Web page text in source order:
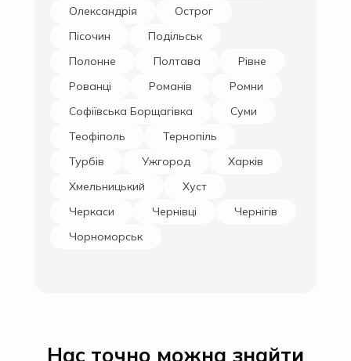
Олександрія
Острог
Пісочин
Подільськ
Полонне
Полтава
Рівне
Рованці
Романів
Ромни
Софіївська Борщагівка
Суми
Теофіполь
Тернопіль
Турбів
Ужгород
Харків
Хмельницький
Хуст
Черкаси
Чернівці
Чернігів
Чорноморськ
Нас точно можна знайти